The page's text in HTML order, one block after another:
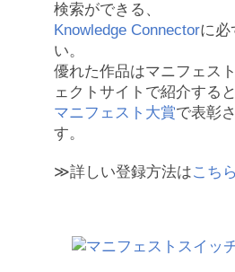
検索ができる、
Knowledge Connectorに必
い。
優れた作品はマニフェス
ェクトサイトで紹介すると
マニフェスト大賞で表彰
す。
≫詳しい登録方法はこちら